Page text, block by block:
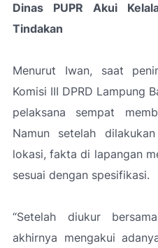
Dinas PUPR Akui
Tindakan
Menurut Iwan, saat
Komisi III DPRD Lampung
pelaksana sempat
Namun setelah
lokasi, fakta di lapangan
sesuai dengan spesifikasi.
“Setelah diukur
akhirnya mengakui